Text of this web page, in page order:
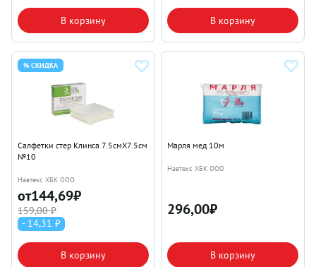
В корзину В корзину
% СКИДКА
Салфетки стер Клинса 7.5смX7.5см
№10
Навтекс ХБК ООО
от144,69₽
159,00 ₽
- 14,31 ₽
В корзину
Марля мед 10м
Навтекс ХБК ООО
296,00₽
В корзину